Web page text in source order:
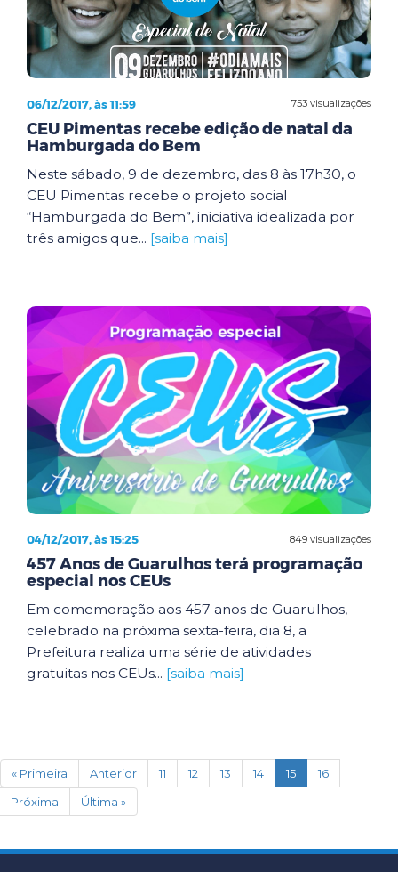
753 visualizações
06/12/2017, às 11:59
CEU Pimentas recebe edição de natal da
Hamburgada do Bem
Neste sábado, 9 de dezembro, das 8 às 17h30, o
CEU Pimentas recebe o projeto social
“Hamburgada do Bem”, iniciativa idealizada por
três amigos que... [saiba mais]
849 visualizações
04/12/2017, às 15:25
457 Anos de Guarulhos terá programação
especial nos CEUs
Em comemoração aos 457 anos de Guarulhos,
celebrado na próxima sexta-feira, dia 8, a
Prefeitura realiza uma série de atividades
gratuitas nos CEUs... [saiba mais]
« Primeira Anterior 11 12 13 14 15(current)
16
Próxima
Última »